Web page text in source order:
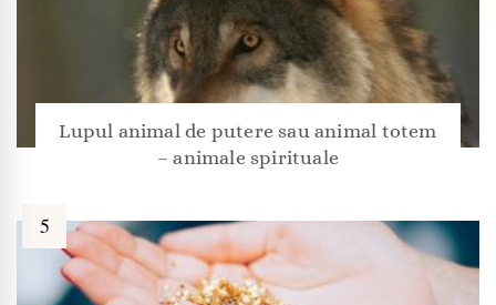
Lupul animal de putere sau animal totem
– animale spirituale